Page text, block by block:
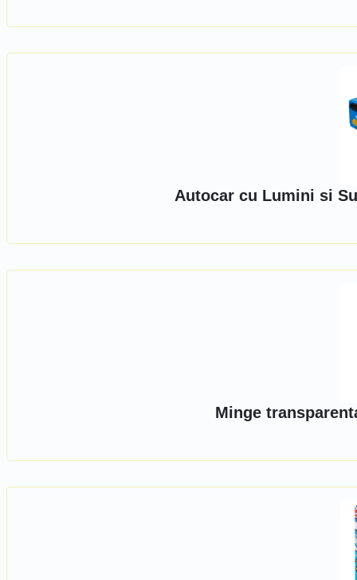
Autocar cu Lumini si
Minge